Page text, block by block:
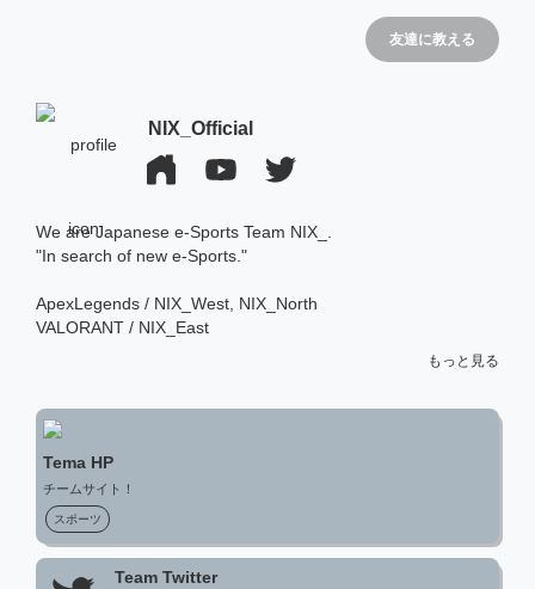
友達に教える
NIX_Official
We are Japanese e-Sports Team NIX_.
"In search of new e-Sports."
ApexLegends / NIX_West, NIX_North
VALORANT / NIX_East
ONLINE SHOP / グッズ販売
もっと見る
Tema HP
チームサイト！
スポーツ
Team Twitter